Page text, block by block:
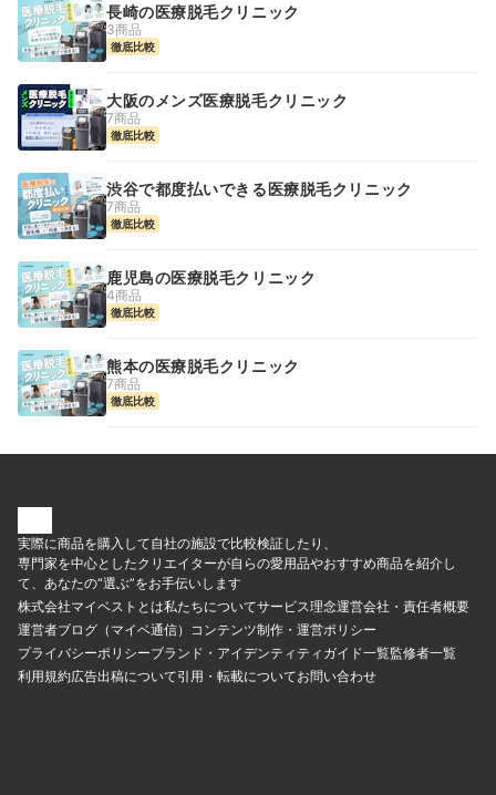
長崎の医療脱毛クリニック
3商品
徹底比較
大阪のメンズ医療脱毛クリニック
7商品
徹底比較
渋谷で都度払いできる医療脱毛クリニック
7商品
徹底比較
鹿児島の医療脱毛クリニック
4商品
徹底比較
熊本の医療脱毛クリニック
7商品
徹底比較
実際に商品を購入して自社の施設で比較検証したり、
専門家を中心としたクリエイターが自らの愛用品やおすすめ商品を紹介し
て、あなたの“選ぶ”をお手伝いします
株式会社マイベストとは私たちについてサービス理念運営会社・責任者概要
運営者ブログ（マイベ通信） コンテンツ制作・運営ポリシー
プライバシーポリシーブランド・アイデンティティ ガイド一覧監修者一覧
利用規約広告出稿について引用・転載についてお問い合わせ